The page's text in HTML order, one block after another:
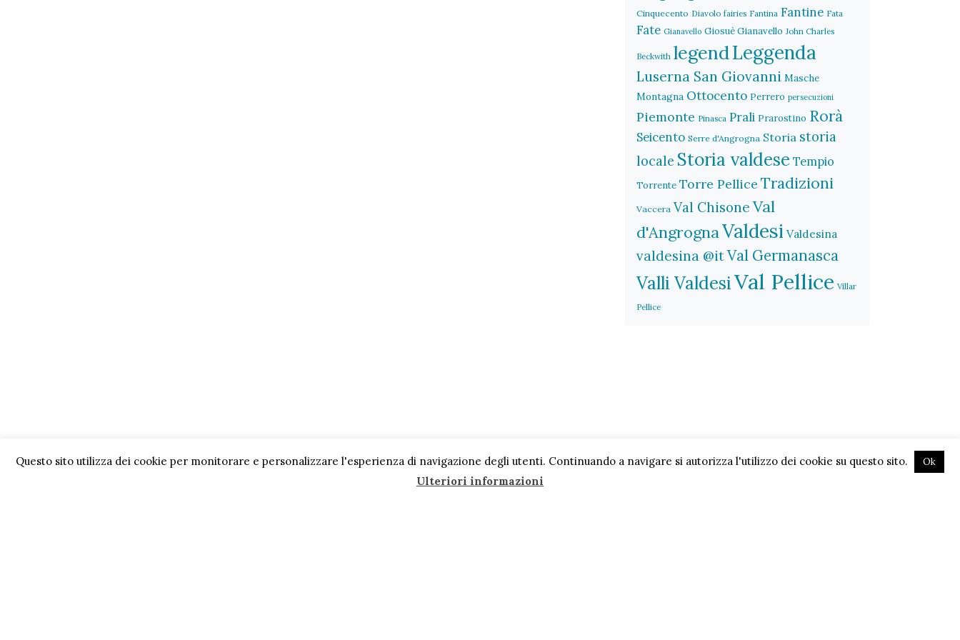
Cinquecento Diavolo fairies Fantina Fantine Fata
Fate Gianavello Giosuè Gianavello John Charles
Beckwith legendLeggenda
Luserna San Giovanni Masche
Montagna Ottocento Perrero persecuzioni
Piemonte Pinasca Prali Prarostino Rorà
Seicento Serre d'Angrogna Storia storia
locale Storia valdese Tempio
Torrente Torre Pellice Tradizioni
Vaccera Val Chisone Val
d'AngrognaValdesi Valdesina
valdesina @itVal Germanasca
Valli ValdesiVal Pellice Villar
Pellice
Questo sito utilizza dei cookie per monitorare e personalizzare l'esperienza di navigazione degli utenti. Continuando a navigare si autorizza l'utilizzo dei cookie su questo sito. Ok
Ulteriori informazioni